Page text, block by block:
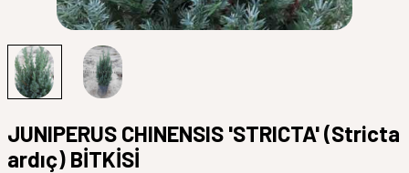
JUNIPERUS CHINENSIS 'STRICTA' (Stricta
ardıç) BİTKİSİ